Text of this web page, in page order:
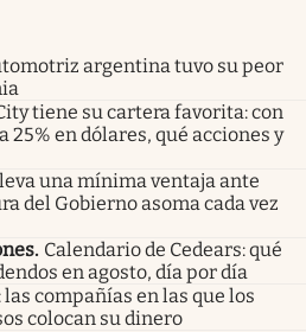
argentina tuvo su peor
tiene su cartera favorita: con
en dólares, qué acciones y
una mínima ventaja ante
del Gobierno asoma cada vez
. Calendario de Cedears: qué
en agosto, día por día
las compañías en las que los
colocan su dinero